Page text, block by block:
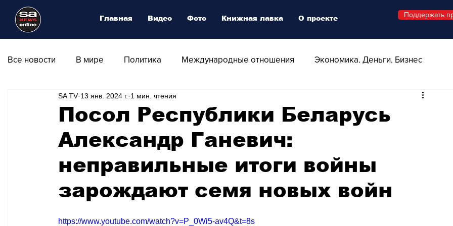
Все новости В мире Политика Международные отношения Экономика. Деньги. Бизнес
Общество Армия Аналитика
Транспорт Культура Магия искусства Swiss Афиша
Афиша - Выставки - Музеи Афиша - Театр - Опера - Шоу
Посол Республики Беларусь
Александр Ганевич:
неправильные итоги войны
зарождают семя новых войн
SA TV 13 янв. 2024 г. 1 мин. чтения
https://www.youtube.com/watch?v=P_0Wi5-av4Q&t=8s
Главная Видео Фото Книжная лавка О проекте Поддержать